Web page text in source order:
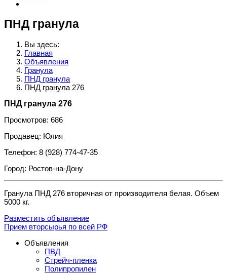
ПНД гранула
Вы здесь:
Главная
Объявления
Гранула
ПНД гранула
ПНД гранула 276
ПНД гранула 276
Просмотров: 686
Продавец: Юлия
Телефон: 8 (928) 774-47-35
Город: Ростов-на-Дону
Гранула ПНД 276 вторичная от производителя белая. Объем
5000 кг.
Разместить объявление
Прием вторсырья по всей РФ
Объявления
ПВД
Стрейч-пленка
Полипропилен